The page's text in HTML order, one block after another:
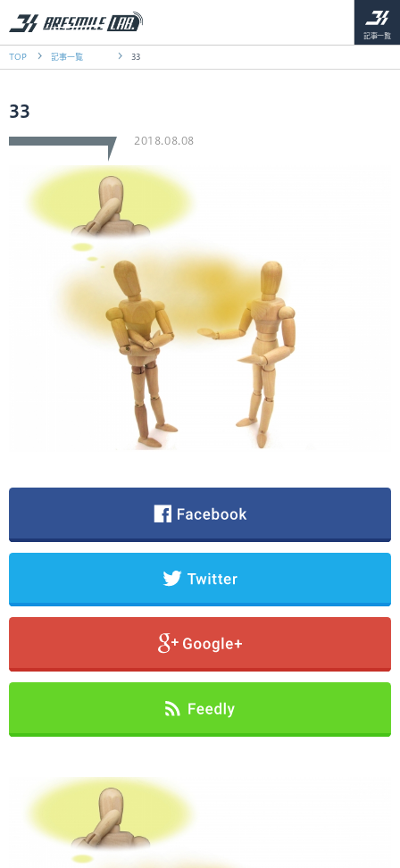
記事一覧
TOP 記事一覧 33
33
2018.08.08